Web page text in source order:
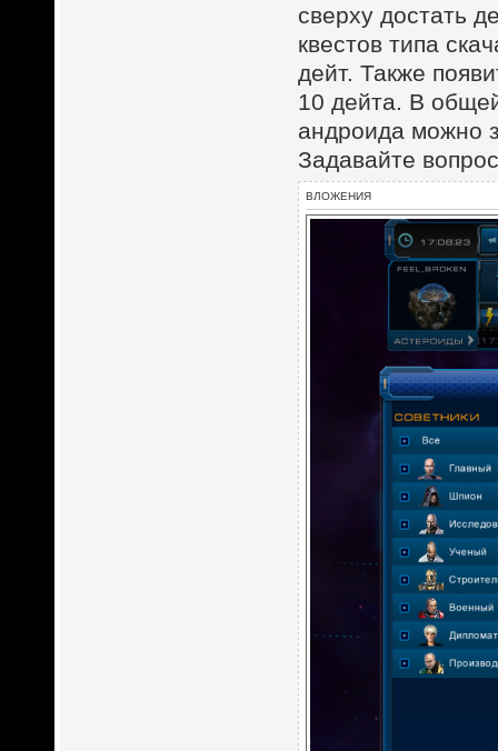
сверху достать
квестов типа
дейт. Также
10 дейта. В
андроида можно
Задавайте
ВЛОЖЕНИЯ